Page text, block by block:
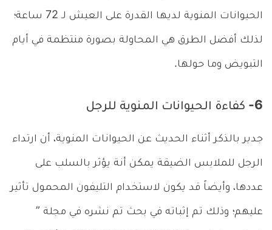
الحيوانات المنوية لديها القدرة على العيش لـ 72 ساعة؛
لذلك أفضل الطرق هي المحاولة بصورة منتظمة في أيام
التبويض وما حولها.
6- كفاءة الحيوانات المنوية للرجل
جدير بالذكر أثناء الحديث عن الحيوانات المنوية، أن ارتداء
الرجل للملابس الضيقة يمكن أنة يؤثر بالسلب على
عددها، وأيضاً قد يكون لاستخدام التليفون المحمول تأثير
عليهم؛ وذلك تم إثباته في بحث تم نشره في مجلة ”